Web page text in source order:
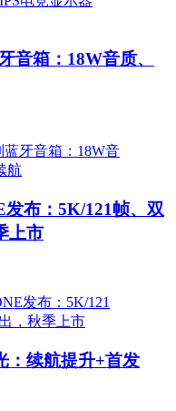
音箱：18W音质、
布：5K/121帧、双
上市
：续航提升+首发